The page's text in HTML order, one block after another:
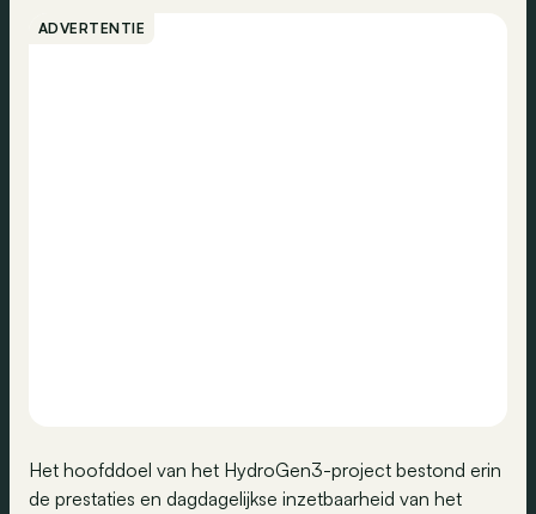
ADVERTENTIE
Het hoofddoel van het HydroGen3-project bestond erin
de prestaties en dagdagelijkse inzetbaarheid van het